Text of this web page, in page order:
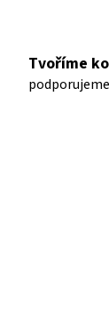
Tvoříme